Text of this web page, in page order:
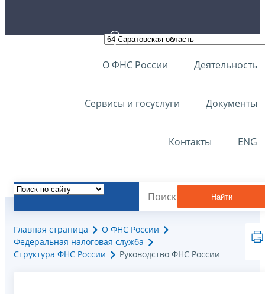
О ФНС России Деятельность
Сервисы и госуслуги Документы
Контакты ENG
Найти
Главная страница
О ФНС России
Федеральная налоговая служба
Структура ФНС России
Руководство ФНС России